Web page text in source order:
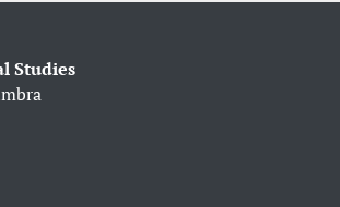
Studies